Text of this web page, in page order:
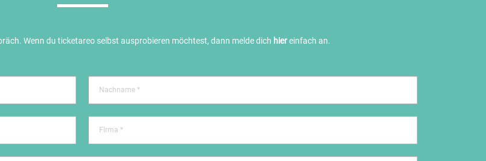
Wenn du ticketareo selbst ausprobieren möchtest, dann melde dich hiereinfach an.